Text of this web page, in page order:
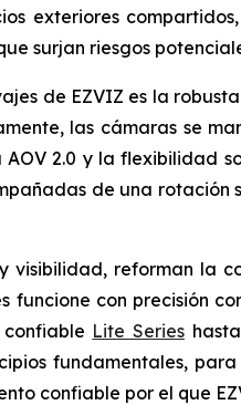
exteriores
surjan riesgos
de EZVIZ es la
las cámaras se
2.0 y la flexibilidad
de una
visibilidad, reforman la
con precisión
Lite Series
fundamentales,
confiable por el que